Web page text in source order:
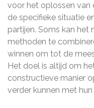
voor het oplossen van
de specifieke situatie
partijen. Soms kan het
methoden te
winnen om tot de
Het doel is altijd om
constructieve manier
verder kunnen met